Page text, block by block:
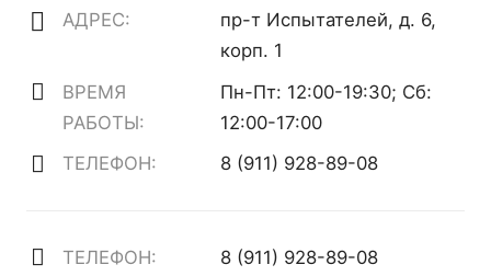
АДРЕС:
пр-т Испытателей, д. 6,
корп. 1
ВРЕМЯ
РАБОТЫ:
Пн-Пт: 12:00-19:30; Сб:
12:00-17:00
ТЕЛЕФОН:
8 (911) 928-89-08
ТЕЛЕФОН:
8 (911) 928-89-08